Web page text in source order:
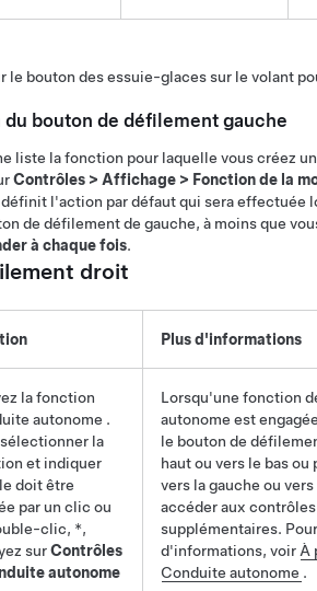
le bouton des essuie-glaces sur le volant
bouton de défilement gauche
liste la fonction pour laquelle vous créez
Contrôles > Affichage > Fonction de la
l'action par défaut qui sera effectuée
de défilement de gauche, à moins que
à chaque fois.
droit
Plus d'informations
la fonction
autonome .
la
et indiquer
doit être
par un clic ou
clic, *,
surContrôles
autonome
Lorsqu'une fonction
autonome est
le bouton de
haut ou vers le bas
vers la gauche ou
accéder aux contrôles
supplémentaires.
d'informations, voir À
Conduite autonome .